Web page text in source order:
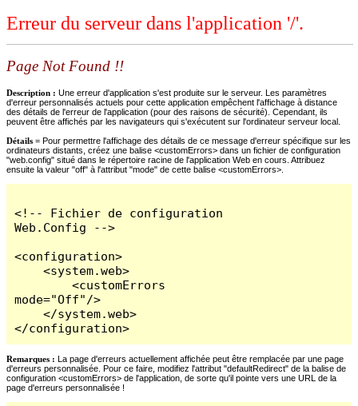
Erreur du serveur dans l'application '/'.
Page Not Found !!
Description : Une erreur d'application s'est produite sur le serveur. Les paramètres
d'erreur personnalisés actuels pour cette application empêchent l'affichage à distance
des détails de l'erreur de l'application (pour des raisons de sécurité). Cependant, ils
peuvent être affichés par les navigateurs qui s'exécutent sur l'ordinateur serveur local.
Détails = Pour permettre l'affichage des détails de ce message d'erreur spécifique sur les
ordinateurs distants, créez une balise <customErrors> dans un fichier de configuration
"web.config" situé dans le répertoire racine de l'application Web en cours. Attribuez
ensuite la valeur "off" à l'attribut "mode" de cette balise <customErrors>.
<!-- Fichier de configuration
Web.Config -->
<configuration>
    <system.web>
        <customErrors
mode="Off"/>
    </system.web>
</configuration>
Remarques : La page d'erreurs actuellement affichée peut être remplacée par une page
d'erreurs personnalisée. Pour ce faire, modifiez l'attribut "defaultRedirect" de la balise de
configuration <customErrors> de l'application, de sorte qu'il pointe vers une URL de la
page d'erreurs personnalisée !